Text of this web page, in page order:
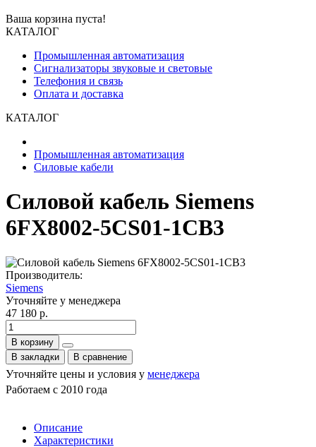
Ваша корзина пуста!
КАТАЛОГ
Промышленная автоматизация
Сигнализаторы звуковые и световые
Телефония и связь
Оплата и доставка
КАТАЛОГ
Промышленная автоматизация
Силовые кабели
Силовой кабель Siemens
6FX8002-5CS01-1CB3
Производитель:
Siemens
Уточняйте у менеджера
47 180 р.
В корзину
В закладки
В сравнение
Уточняйте цены и условия у менеджера
Работаем с 2010 года
Описание
Характеристики